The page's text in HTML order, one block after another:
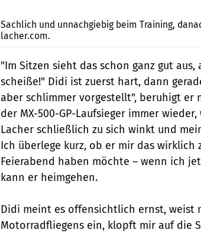
Sachlich und unnachgiebig beim Training,
lacher.com.
"Im Sitzen sieht das schon ganz gut
scheiße!" Didi ist zuerst hart, dann
aber schlimmer vorgestellt", beruhigt er
der MX-500-GP-Laufsieger immer
Lacher schließlich zu sich winkt und
Ich überlege kurz, ob er mir das
Feierabend haben möchte – wenn ich
kann er heimgehen.
Didi meint es offensichtlich ernst, weist
Motorradfliegens ein, klopft mir auf die